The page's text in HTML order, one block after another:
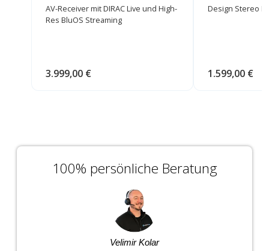
AV-Receiver mit DIRAC Live und High-
Res BluOS Streaming
3.999,00 €
Design Stereo
1.599,00 €
100% persönliche Beratung
Velimir Kolar